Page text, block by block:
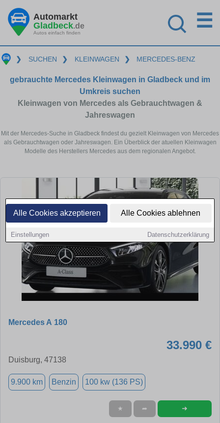
Alle Cookies akzeptieren Alle Cookies ablehnen
Einstellungen Datenschutzerklärung
Automarkt
Gladbeck.de
Autos einfach finden
☰
❯ SUCHEN ❯ KLEINWAGEN ❯ MERCEDES-BENZ
gebrauchte Mercedes Kleinwagen in Gladbeck und im
Umkreis suchen
Kleinwagen von Mercedes als Gebrauchtwagen &
Jahreswagen
Mit der Mercedes-Suche in Gladbeck findest du gezielt Kleinwagen von Mercedes
als Gebrauchtwagen oder Jahreswagen. Ein Überblick der atuellen Kleinwagen
Modelle des Herstellers Mercedes aus dem regionalen Angebot.
Mercedes A 180
33.990 €
Duisburg, 47138
9.900 km Benzin 100 kw (136 PS)
★ ➦ ➜